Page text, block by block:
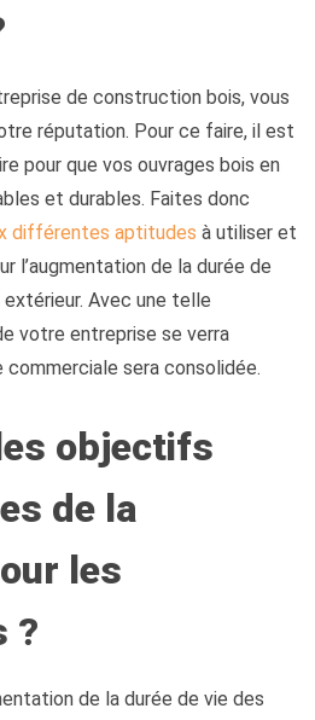
de construction bois, vous
réputation. Pour ce faire, il est
pour que vos ouvrages bois en
et durables. Faites donc
différentes aptitudes à utiliser et
l’augmentation de la durée de
Avec une telle
votre entreprise se verra
sera consolidée.
objectifs
de la
les
?
de la durée de vie des